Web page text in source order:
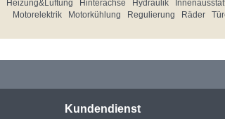
Heizung&Lüftung Hinterachse Hydraulik
Motorelektrik
Motorkühlung Regulierung Räder
Kundendienst